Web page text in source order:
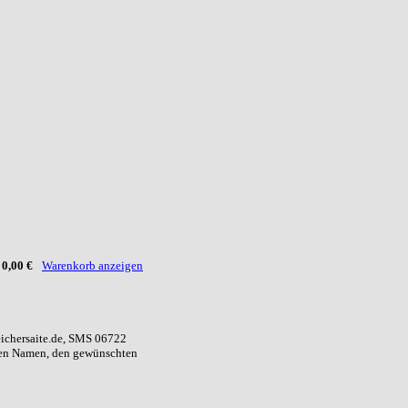
0,00 € Warenkorb anzeigen
SMS 06722
Namen, den gewünschten